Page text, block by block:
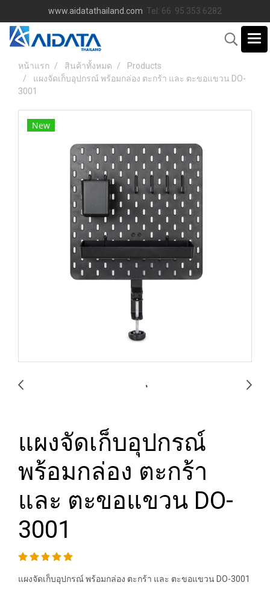
www.aidatathailand.com Tel: 66 95 353 6282
หน้าแรก สินค้าทั้งหมด
Products
แผงจัดเก็บอุปกรณ์ พร้อมกล่อง ตะกร้า และ ตะขอแขวน DO-
3001
New
แผงจัดเก็บอุปกรณ์
พร้อมกล่อง ตะกร้า
และ ตะขอแขวน DO-
3001
แผงจัดเก็บอุปกรณ์ พร้อมกล่อง ตะกร้า และ ตะขอแขวน DO-3001